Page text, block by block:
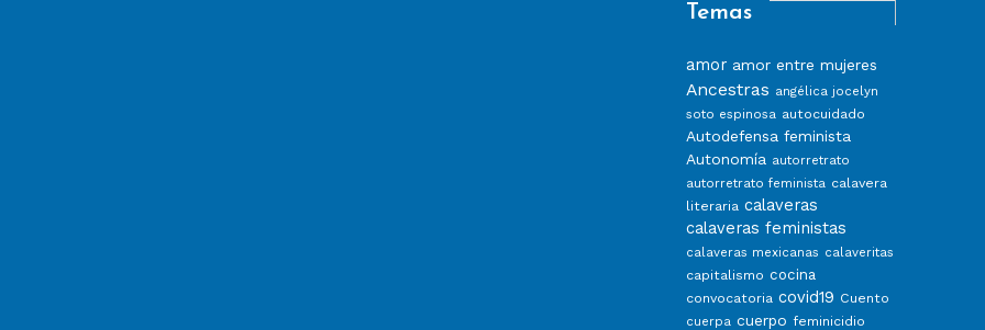
Temas
amor amor entre mujeres
Ancestras angélica jocelyn
soto espinosa autocuidado
Autodefensa feminista
Autonomía autorretrato
autorretrato feminista calavera
literaria calaveras
calaveras feministas
calaveras mexicanas calaveritas
capitalismo cocina
convocatoria covid19 Cuento
cuerpa cuerpo feminicidio